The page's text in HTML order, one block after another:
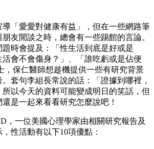
「愛愛對健康有益」，但在一些網路筆
友閒談之時，總會有一些踢館的言論。
時會提及：「性生活到底是好或是
會不會傷身？」、「誰吃虧或是佔便
，保仁醫師想趁機提供一些有研究背景
套句李組長常說的話：「證據到哪裡，
以今天的資料可能變成明日的笑話，但
是一起來看看研究怎麼說吧！
，一位美國心理學家由相關研究報告及
性活動有以下10項優點：